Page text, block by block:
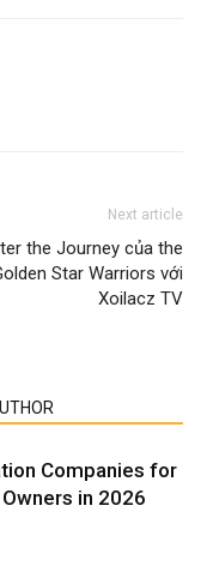
Next article
the Journey của the
Star Warriors với
Xoilacz TV
Companies for
in 2026